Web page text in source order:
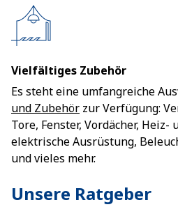
Vielfältiges Zubehör
Es steht eine umfangreiche
und Zubehör zur Verfügung:
Tore, Fenster, Vordächer, Heiz-
elektrische Ausrüstung,
und vieles mehr.
Unsere Ratgeber